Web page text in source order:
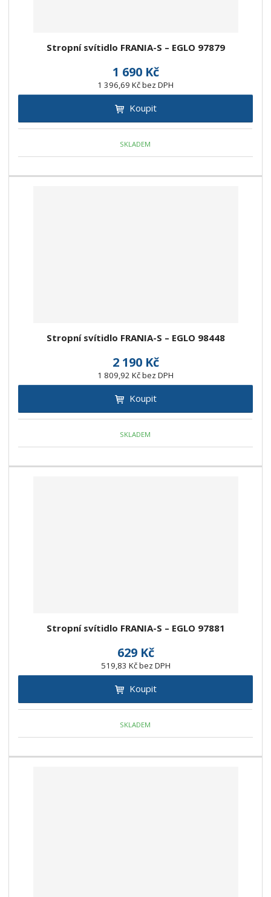
Stropní svítidlo FRANIA-S – EGLO 97879
1 690 Kč
1 396,69 Kč bez DPH
Koupit
SKLADEM
Stropní svítidlo FRANIA-S – EGLO 98448
2 190 Kč
1 809,92 Kč bez DPH
Koupit
SKLADEM
Stropní svítidlo FRANIA-S – EGLO 97881
629 Kč
519,83 Kč bez DPH
Koupit
SKLADEM